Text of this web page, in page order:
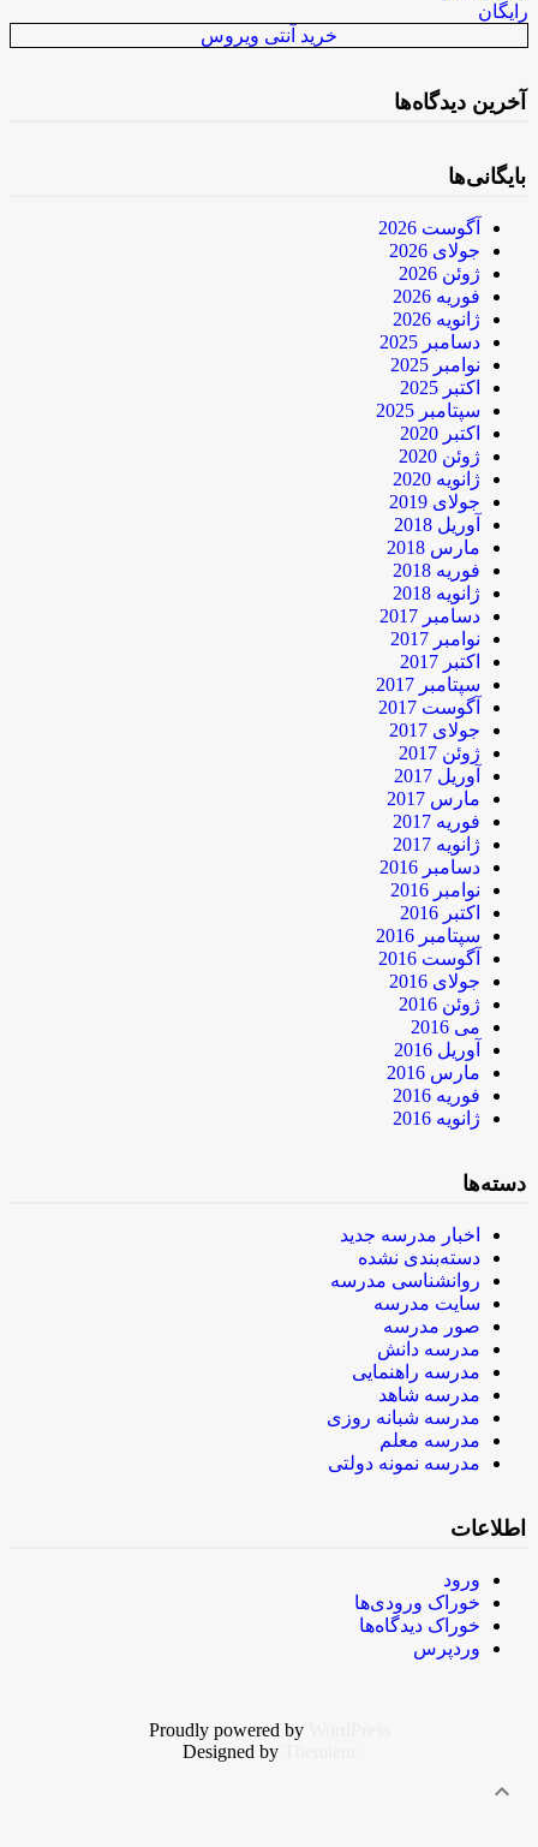
expand_less
رایگان
خرید آنتی ویروس
آخرین دیدگاه‌ها
بایگانی‌ها
آگوست 2026
جولای 2026
ژوئن 2026
فوریه 2026
ژانویه 2026
دسامبر 2025
نوامبر 2025
اکتبر 2025
سپتامبر 2025
اکتبر 2020
ژوئن 2020
ژانویه 2020
جولای 2019
آوریل 2018
مارس 2018
فوریه 2018
ژانویه 2018
دسامبر 2017
نوامبر 2017
اکتبر 2017
سپتامبر 2017
آگوست 2017
جولای 2017
ژوئن 2017
آوریل 2017
مارس 2017
فوریه 2017
ژانویه 2017
دسامبر 2016
نوامبر 2016
اکتبر 2016
سپتامبر 2016
آگوست 2016
جولای 2016
ژوئن 2016
می 2016
آوریل 2016
مارس 2016
فوریه 2016
ژانویه 2016
دسته‌ها
اخبار مدرسه جدید
دسته‌بندی نشده
روانشناسی مدرسه
سایت مدرسه
صور مدرسه
مدرسه دانش
مدرسه راهنمایی
مدرسه شاهد
مدرسه شبانه روزی
مدرسه معلم
مدرسه نمونه دولتی
اطلاعات
ورود
خوراک ورودی‌ها
خوراک دیدگاه‌ها
وردپرس
Proudly powered by
Designed by